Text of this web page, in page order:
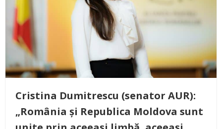
Cristina Dumitrescu (senator AUR):
„România și Republica Moldova sunt